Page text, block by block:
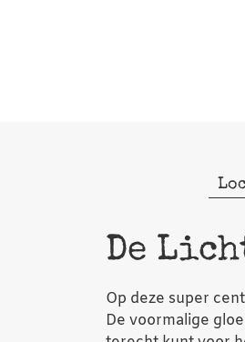
De
Op deze super
De voormalige